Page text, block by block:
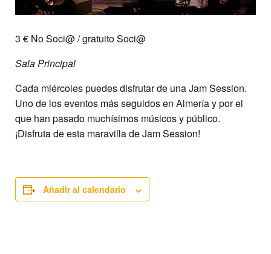
3 € No Soci@ / gratuito Soci@
Sala Principal
Cada miércoles puedes disfrutar de una Jam Session.
Uno de los eventos más seguidos en Almería y por el
que han pasado muchísimos músicos y público.
¡Disfruta de esta maravilla de Jam Session!
Añadir al calendario